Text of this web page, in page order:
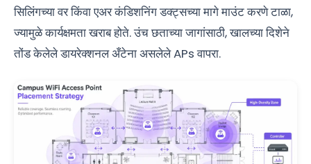
सिलिंगच्या वर किंवा एअर कंडिशनिंग डक्ट्सच्या मागे माउंट करणे टाळा,
ज्यामुळे कार्यक्षमता खराब होते. उंच छताच्या जागांसाठी, खालच्या दिशेने
तोंड केलेले डायरेक्शनल अँटेना असलेले APs वापरा.